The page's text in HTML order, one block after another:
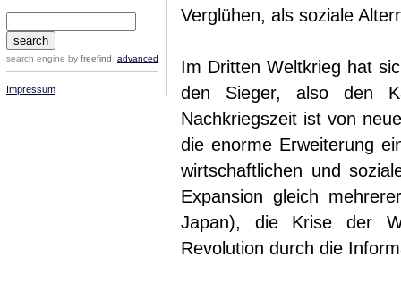
search engine by freefind advanced
Impressum
Verglühen, als soziale
Im Dritten Weltkrieg hat
den Sieger, also den
Nachkriegszeit ist von
die enorme Erweiterung
wirtschaftlichen und
Expansion gleich
Japan), die Krise der
Revolution durch die